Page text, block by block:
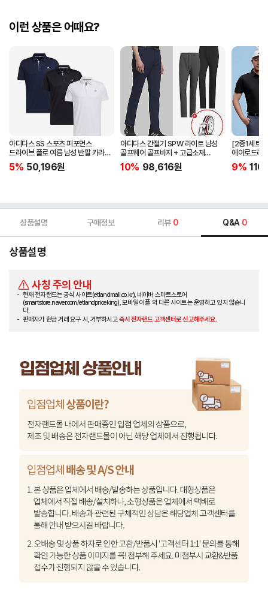
이런 상품은 어때요?
아디다스 SS 스포츠 퍼포먼스
드라이브 폴로 여름 남성 반팔 카라
티셔츠 IA5447 IA5448 IA5446
5% 50,196원
아디다스 간절기 SPW 라이트 남성
골프웨어 골프바지 + 고급소재
삼선패턴 골프벨트 세트
10% 98,616원
[2종1세트]
에어로드라
남자 골프
JG1313
9%
상품설명 구매정보 리뷰 0 Q&A 0
상품설명
사칭 주의 안내
현재 전자랜드는 공식 사이트(etlandmall.co.kr), 네이버 스마트스토어
(smartstore.naver.com/etlandpriceking), 모바일 어플 외 다른 사이트는 운영하고 있지 않습니
다.
판매자가 현금 거래 요구 시, 거부하시고즉시 전자랜드 고객센터로 신고해주세요.